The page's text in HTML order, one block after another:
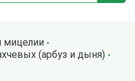
мицелии
(арбуз и дыня)